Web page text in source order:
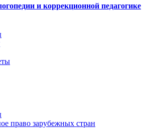
и коррекционной педагогике
право зарубежных стран